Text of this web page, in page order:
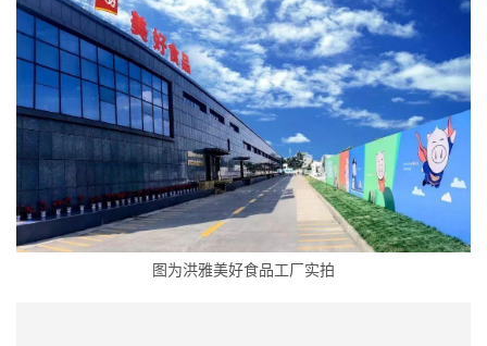
图为洪雅美好食品工厂实拍